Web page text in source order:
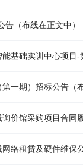
告（布线在正文中）
基础实训中心项目
一期）招标公告（
询价馆采购项目合同
络租赁及硬件维保